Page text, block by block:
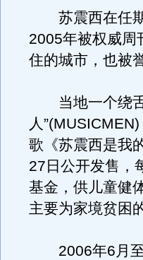
苏震西在任期
2005年被权威周
住的城市，也被
当地一个绕舌
人
歌《苏震西是我
27日公开发售，
基金，供儿童健
主要为家境贫困
2006年6月至